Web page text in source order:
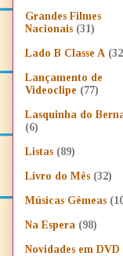
Grandes Filmes
Nacionais (31)
Lado B Classe A
Lançamento de
Videoclipe (77)
Lasquinha do
(6)
Listas (89)
Livro do Mês (32)
Músicas Gêmeas
Na Espera (98)
Novidades em DVD